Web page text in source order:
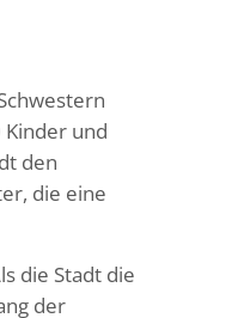
und
den
die eine
die Stadt die
der